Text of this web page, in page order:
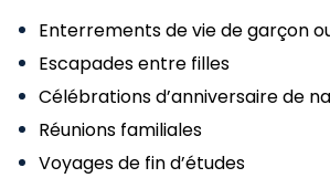
Enterrements de vie de garçon
Escapades entre filles
Célébrations d’anniversaire de
Réunions familiales
Voyages de fin d’études